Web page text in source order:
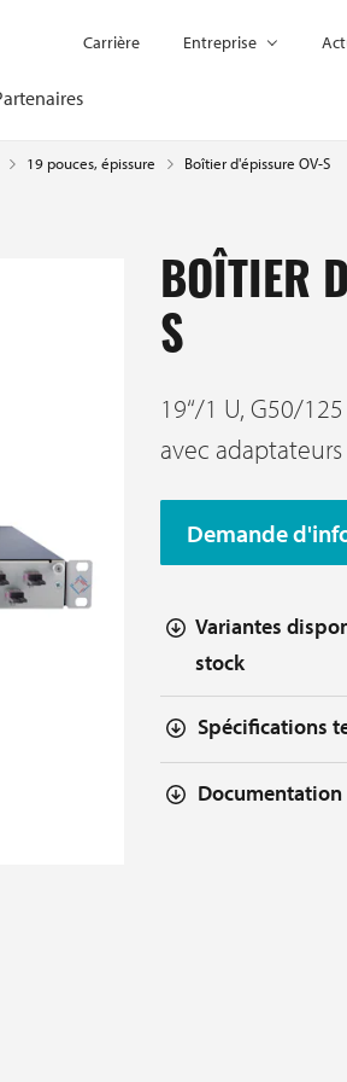
Carrière Entreprise
19 pouces, épissure Boîtier d'épissure OV-S
BOÎTIER
S
19‘‘/1 U, G50/
avec
Demande
Variantes
stock
Spécifications
Documentation